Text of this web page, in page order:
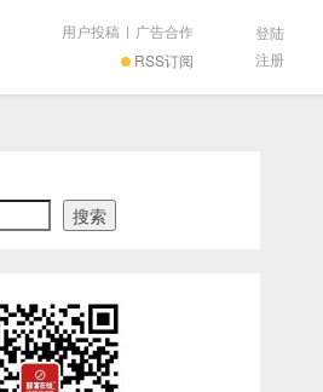
RSS订阅
用户投稿 | 广告合作
登陆
注册
搜索